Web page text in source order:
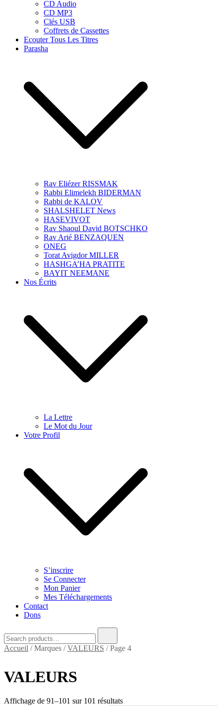
CD Audio
CD MP3
Clés USB
Coffrets de Cassettes
Ecouter Tous Les Titres
Parasha
Rav Eliézer RISSMAK
Rabbi Elimelekh BIDERMAN
Rabbi de KALOV
SHALSHELET News
HASEVIVOT
Rav Shaoul David BOTSCHKO
Rav Arié BENZAQUEN
ONEG
Torat Avigdor MILLER
HASHGA’HA PRATITE
BAYIT NEEMANE
Nos Écrits
La Lettre
Le Mot du Jour
Votre Profil
S’inscrire
Se Connecter
Mon Panier
Mes Téléchargements
Contact
Dons
for:
Accueil / Marques /VALEURS / Page 4
VALEURS
Affichage de 91–101 sur 101 résultats